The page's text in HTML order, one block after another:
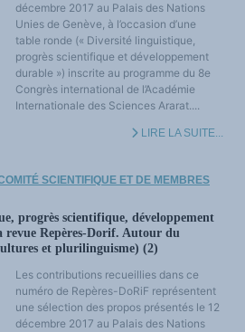
décembre 2017 au Palais des Nations
Unies de Genève, à l’occasion d’une
table ronde (« Diversité linguistique,
progrès scientifique et développement
durable ») inscrite au programme du 8e
Congrès international de l’Académie
Internationale des Sciences Ararat....
LIRE LA SUITE...
SCIENTIFIQUE ET DE MEMBRES
progrès scientifique, développement
revue Repères-Dorif. Autour du
et plurilinguisme) (2)
Les contributions recueillies dans ce
numéro de Repères-DoRiF représentent
une sélection des propos présentés le 12
décembre 2017 au Palais des Nations